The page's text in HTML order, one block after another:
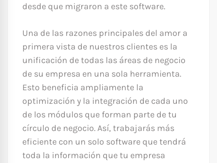
desde que migraron a este software.
Una de las razones principales del amor a
primera vista de nuestros clientes es la
unificación de todas las áreas de negocio
de su empresa en una sola herramienta.
Esto beneficia ampliamente la
optimización y la integración de cada uno
de los módulos que forman parte de tu
círculo de negocio. Así, trabajarás más
eficiente con un solo software que tendrá
toda la información que tu empresa